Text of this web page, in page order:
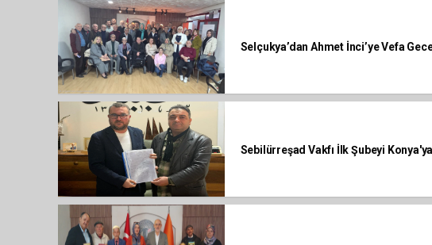
Selçukya’dan Ahmet İnci’ye Vefa
Sebilürreşad Vakfı İlk Şubeyi